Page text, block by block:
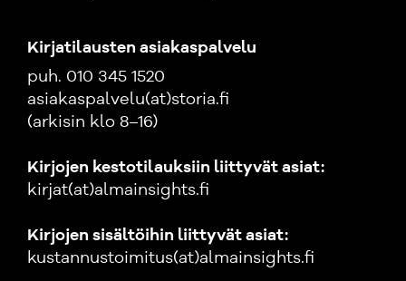
Kirjatilausten asiakaspalvelu
puh. 010 345 1520
asiakaspalvelu(at)storia.fi
(arkisin klo 8–16)
Kirjojen kestotilauksiin liittyvät asiat:
kirjat(at)almainsights.fi
Kirjojen sisältöihin liittyvät asiat:
kustannustoimitus(at)almainsights.fi